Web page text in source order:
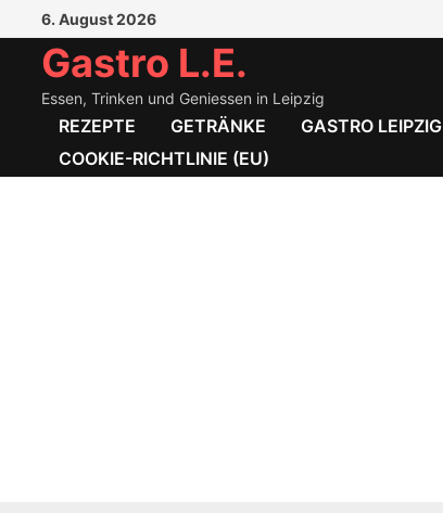
Inhalt
springen
6. August 2026
Gastro L.E.
Essen, Trinken und Geniessen in Leipzig
REZEPTE GETRÄNKE GASTRO LEIPZIG
COOKIE-RICHTLINIE (EU)